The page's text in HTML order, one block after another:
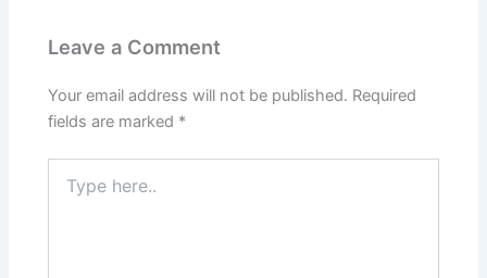
Leave a Comment
Your email address will not be published. Required
fields are marked *
here..